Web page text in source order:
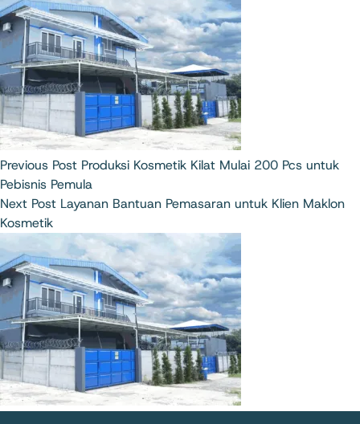
Previous Post Produksi Kosmetik Kilat Mulai 200 Pcs untuk
Pebisnis Pemula
Next Post Layanan Bantuan Pemasaran untuk Klien Maklon
Kosmetik